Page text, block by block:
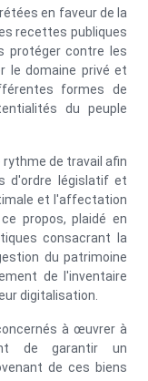
en faveur de la
recettes publiques
protéger contre les
le domaine privé et
formes de
du peuple
rythme de travail afin
d'ordre législatif et
et l'affectation
propos, plaidé en
consacrant la
du patrimoine
de l'inventaire
digitalisation.
à œuvrer à
de garantir un
de ces biens